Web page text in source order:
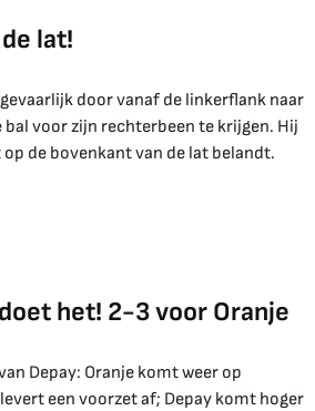
lat!
door vanaf de linkerflank naar
bal voor zijn rechterbeen te krijgen. Hij
de bovenkant van de lat belandt.
het! 2-3 voor Oranje
Depay: Oranje komt weer op
een voorzet af; Depay komt hoger